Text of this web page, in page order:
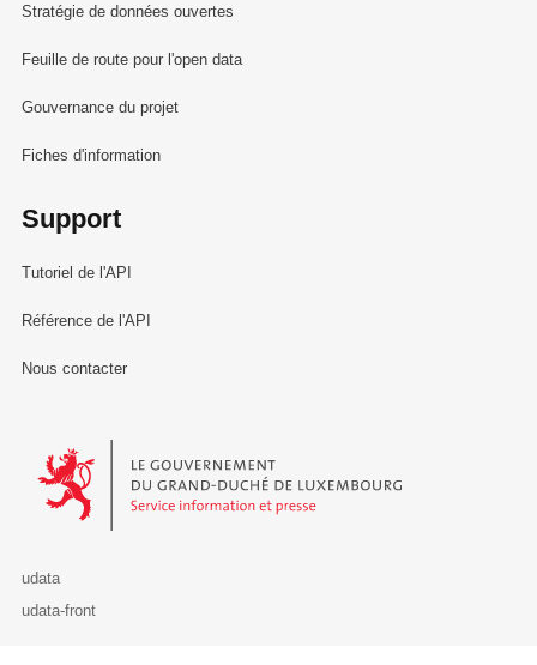
Stratégie de données ouvertes
Feuille de route pour l'open data
Gouvernance du projet
Fiches d'information
Support
Tutoriel de l'API
Référence de l'API
Nous contacter
Le Gouvernement du Grand-Duché de Luxembourg - Service
udata
udata-front